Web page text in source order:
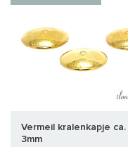
Vermeil kralenkapje ca.
3mm